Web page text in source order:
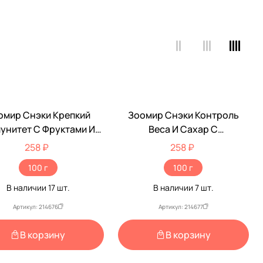
Снэки Крепкий
С Фруктами И
Лакомство Для
И Кроликов 100г
5737
258 ₽
100 г
В наличии 17шт.
Артикул: 214676
В корзину
Зоомир Снэки Контроль
Веса И Сахар С
Топинамбуром Лакомство
Для Грызунов И Кроликов
100г 5738
258 ₽
100 г
В наличии 7шт.
Артикул: 214677
В корзину